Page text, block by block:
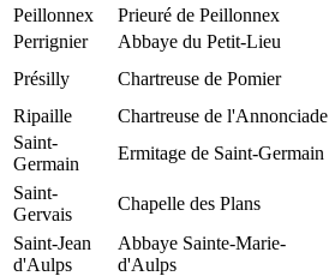
Peillonnex
Prieuré de Peillonnex
Perrignier
Abbaye du Petit-Lieu
Présilly
Chartreuse de Pomier
Ripaille
Chartreuse de l'Annonciade
Saint-
Germain
Ermitage de Saint-Germain
Saint-
Gervais
Chapelle des Plans
Saint-Jean
d'Aulps
Abbaye Sainte-Marie-
d'Aulps